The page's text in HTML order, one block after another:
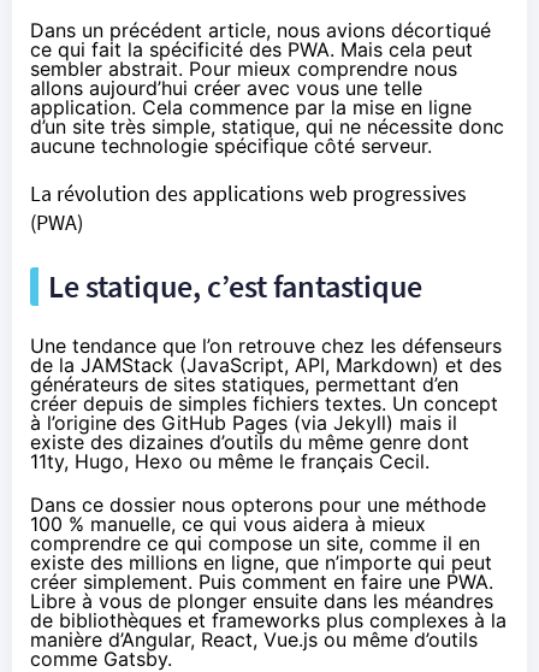
Dans un précédent article, nous avions décortiqué
ce qui fait la spécificité des PWA. Mais cela peut
sembler abstrait. Pour mieux comprendre nous
allons aujourd’hui créer avec vous une telle
application. Cela commence par la mise en ligne
d’un site très simple, statique, qui ne nécessite donc
aucune technologie spécifique côté serveur.
La révolution des applications web progressives
(PWA)
Le statique, c’est fantastique
Une tendance que l’on retrouve chez les défenseurs
de la JAMStack (JavaScript, API, Markdown) et des
générateurs de sites statiques, permettant d’en
créer depuis de simples fichiers textes. Un concept
à l’origine des GitHub Pages (via Jekyll) mais il
existe des dizaines d’outils du même genre dont
11ty, Hugo, Hexo ou même le français Cecil.
Dans ce dossier nous opterons pour une méthode
100 % manuelle, ce qui vous aidera à mieux
comprendre ce qui compose un site, comme il en
existe des millions en ligne, que n’importe qui peut
créer simplement. Puis comment en faire une PWA.
Libre à vous de plonger ensuite dans les méandres
de bibliothèques et frameworks plus complexes à la
manière d’Angular, React, Vue.js ou même d’outils
comme Gatsby.